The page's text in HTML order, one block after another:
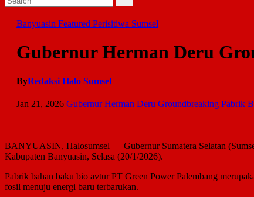
Banyuasin Featured Perisitiwa Sumsel
Gubernur Herman Deru
ByRedaksi Halo Sumsel
Jan 21, 2026 Gubernur Herman Deru Groundbreaking Pabrik
BANYUASIN, Halosumsel — Gubernur Sumatera Selatan
Kabupaten Banyuasin, Selasa (20/1/2026).
Pabrik bahan baku bio avtur PT Green Power Palembang
fosil menuju energi baru terbarukan.